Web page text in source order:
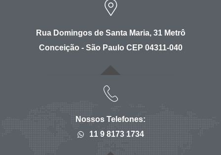
Rua Domingos de Santa Maria, 31 Metrô
Conceição - São Paulo CEP 04311-040
Nossos Telefones:
11 9 8173 1734